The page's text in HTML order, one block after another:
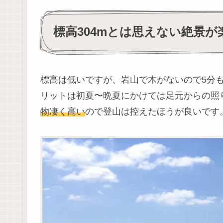
標高304mとは思えない絶景が
標高は低いですが、岩山で木がないので5分
リットは初夏〜晩夏にかけては足元からの照
物凄く高いので登山は控えたほうが良いで